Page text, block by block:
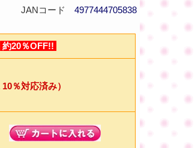
JANコード 4977444705838
約20％OFF!!
％対応済み）